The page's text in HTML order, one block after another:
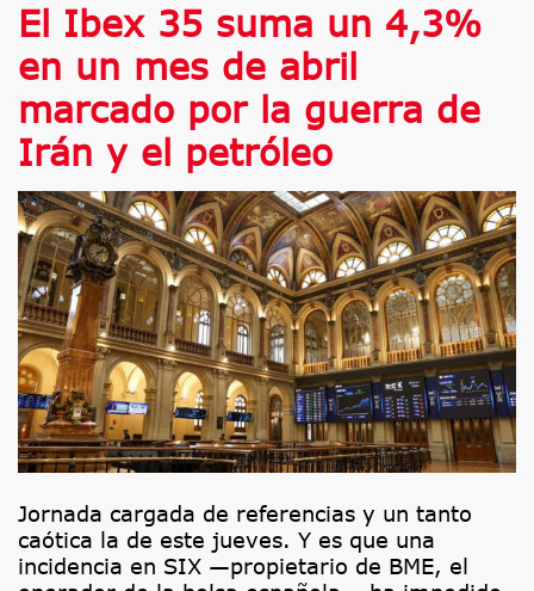
El Ibex 35 suma un 4,3%
en un mes de abril
marcado por la guerra de
Irán y el petróleo
Jornada cargada de referencias y un tanto
caótica la de este jueves. Y es que una
incidencia en SIX —propietario de BME, el